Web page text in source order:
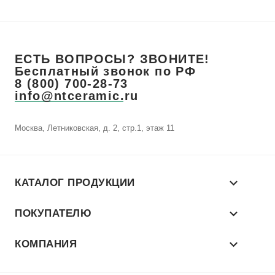
ЕСТЬ ВОПРОСЫ? ЗВОНИТЕ!
Бесплатный звонок по РФ
8 (800) 700-28-73
info@ntceramic.ru
Москва, Летниковская, д. 2, стр.1, этаж 11
КАТАЛОГ ПРОДУКЦИИ
ПОКУПАТЕЛЮ
КОМПАНИЯ